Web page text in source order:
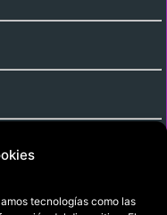
tecnologías como las